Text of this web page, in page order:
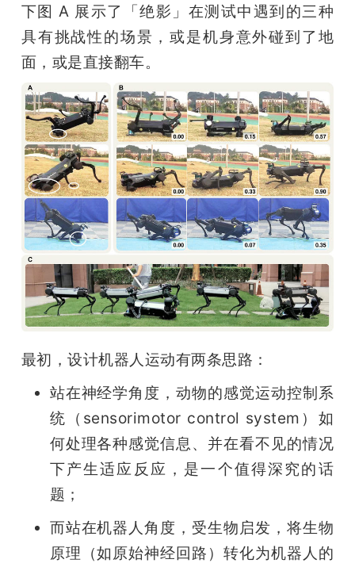
下图 A 展示了「绝影」在测试中遇到的三种
具有挑战性的场景，或是机身意外碰到了地
面，或是直接翻车。
最初，设计机器人运动有两条思路：
站在神经学角度，动物的感觉运动控制系
统（sensorimotor control system）如
何处理各种感觉信息、并在看不见的情况
下产生适应反应，是一个值得深究的话
题；
而站在机器人角度，受生物启发，将生物
原理（如原始神经回路）转化为机器人的